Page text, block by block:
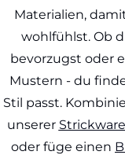
Materialien,
wohlfühlst. Ob
bevorzugst oder
Mustern - du
Stil passt.
unserer
oder füge einen